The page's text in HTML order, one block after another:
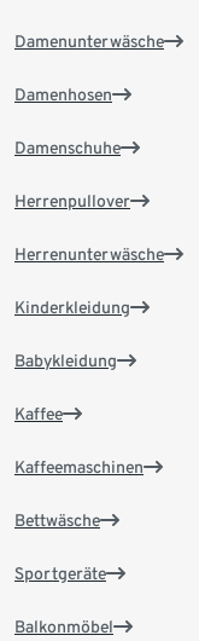
Damenunterwäsche
Damenhosen
Damenschuhe
Herrenpullover
Herrenunterwäsche
Kinderkleidung
Babykleidung
Kaffee
Kaffeemaschinen
Bettwäsche
Sportgeräte
Balkonmöbel